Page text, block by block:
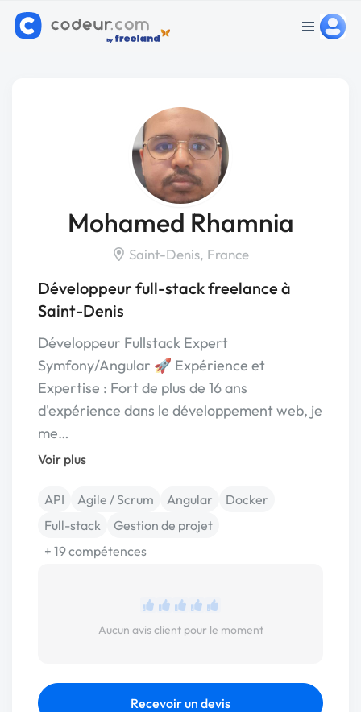
Mohamed Rhamnia
Saint-Denis, France
Développeur full-stack freelance à
Saint-Denis
Développeur Fullstack Expert
Symfony/Angular 🚀 Expérience et
Expertise : Fort de plus de 16 ans
d'expérience dans le développement web, je
me…
Voir plus
API Agile / Scrum Angular
Docker
Full-stack
Gestion de projet
+ 19 compétences
Aucun avis client pour le moment
Recevoir un devis